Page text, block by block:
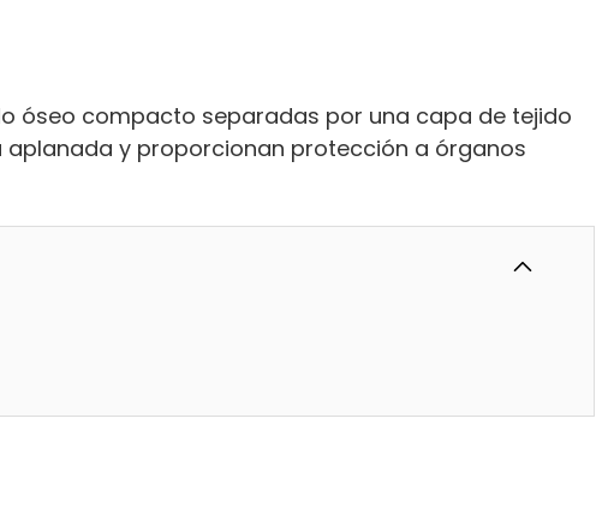
óseo compacto separadas por una capa de tejido
aplanada y proporcionan protección a órganos